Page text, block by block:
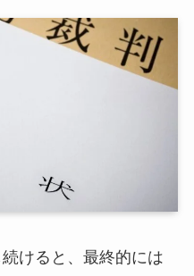
けると、最終的には